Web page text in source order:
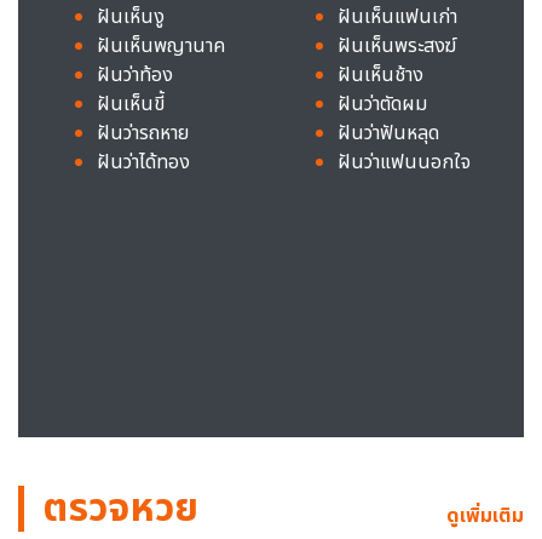
ฝันเห็นงู
ฝันเห็นพญานาค
ฝันว่าท้อง
ฝันเห็นขี้
ฝันว่ารถหาย
ฝันว่าได้ทอง
ฝันเห็นแฟนเก่า
ฝันเห็นพระสงฆ์
ฝันเห็นช้าง
ฝันว่าตัดผม
ฝันว่าฟันหลุด
ฝันว่าแฟนนอกใจ
ตรวจหวย ดูเพิ่มเติม